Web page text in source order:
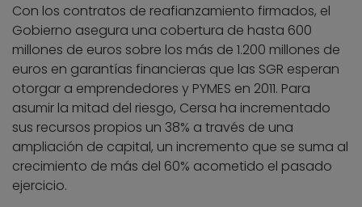
Con los contratos de reafianzamiento firmados, el
Gobierno asegura una cobertura de hasta 600
millones de euros sobre los más de 1.200 millones de
euros en garantías financieras que las SGR esperan
otorgar a emprendedores y PYMES en 2011. Para
asumir la mitad del riesgo, Cersa ha incrementado
sus recursos propios un 38% a través de una
ampliación de capital, un incremento que se suma al
crecimiento de más del 60% acometido el pasado
ejercicio.